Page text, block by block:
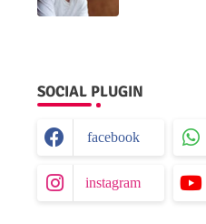
SOCIAL PLUGIN
facebook
instagram